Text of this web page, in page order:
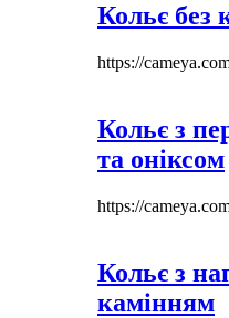
Кольє без
https://
Кольє з
та оніксом
https://
Кольє з
камінням